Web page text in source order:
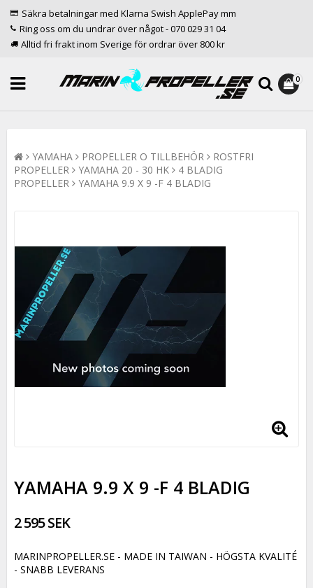
Säkra betalningar med Klarna Swish ApplePay mm
Ring oss om du undrar över något - 070 029 31 04
Alltid fri frakt inom Sverige för ordrar över 800 kr
0
YAMAHA PROPELLER O TILLBEHÖR
ROSTFRI
PROPELLER
YAMAHA 20 - 30 HK
4 BLADIG
PROPELLER
YAMAHA 9.9 X 9 -F 4 BLADIG
YAMAHA 9.9 X 9 -F 4 BLADIG
2 595 SEK
MARINPROPELLER.SE - MADE IN TAIWAN - HÖGSTA KVALITÉ
- SNABB LEVERANS